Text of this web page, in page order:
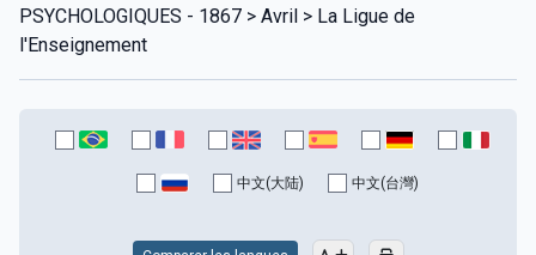
PSYCHOLOGIQUES - 1867 > Avril > La Ligue de
l'Enseignement
中文(大陆) 中文(台灣)